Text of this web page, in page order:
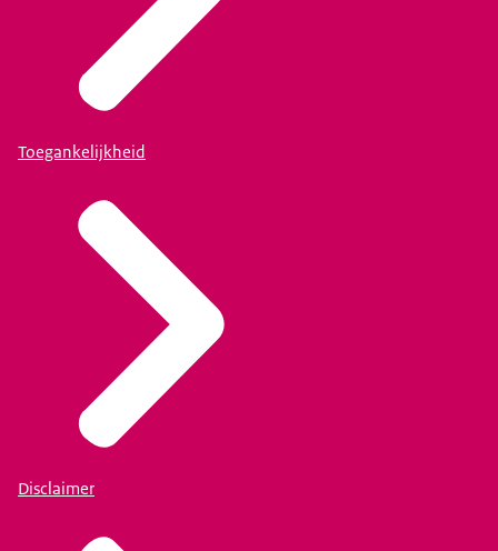
Toegankelijkheid
Disclaimer